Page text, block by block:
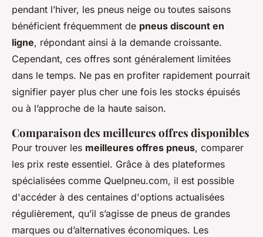
pendant l’hiver, les pneus neige ou toutes saisons
bénéficient fréquemment de pneus discount en
ligne, répondant ainsi à la demande croissante.
Cependant, ces offres sont généralement limitées
dans le temps. Ne pas en profiter rapidement pourrait
signifier payer plus cher une fois les stocks épuisés
ou à l’approche de la haute saison.
Comparaison des meilleures offres disponibles
Pour trouver les meilleures offres pneus, comparer
les prix reste essentiel. Grâce à des plateformes
spécialisées comme Quelpneu.com, il est possible
d'accéder à des centaines d'options actualisées
régulièrement, qu’il s’agisse de pneus de grandes
marques ou d’alternatives économiques. Les